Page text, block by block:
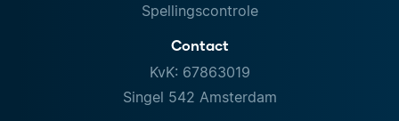
Spellingscontrole
Contact
KvK: 67863019
Singel 542 Amsterdam